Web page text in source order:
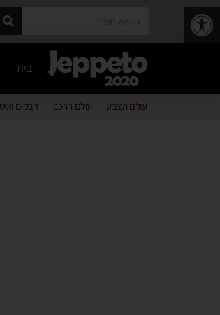
פתח סרגל נגישות
בית
עולם הצבע עולם הרכב דבקים